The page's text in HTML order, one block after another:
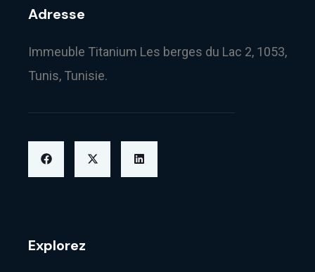
Adresse
Immeuble Titanium Les berges du Lac 2, 1053,
Tunis, Tunisie.
Explorez